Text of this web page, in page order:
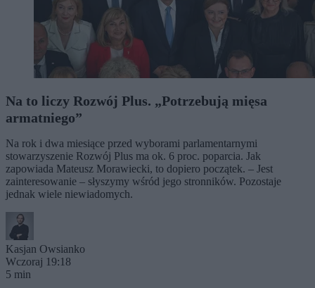
Na to liczy Rozwój Plus. „Potrzebują mięsa
armatniego”
Na rok i dwa miesiące przed wyborami parlamentarnymi
stowarzyszenie Rozwój Plus ma ok. 6 proc. poparcia. Jak
zapowiada Mateusz Morawiecki, to dopiero początek. – Jest
zainteresowanie – słyszymy wśród jego stronników. Pozostaje
jednak wiele niewiadomych.
Kasjan Owsianko
Wczoraj 19:18
5 min